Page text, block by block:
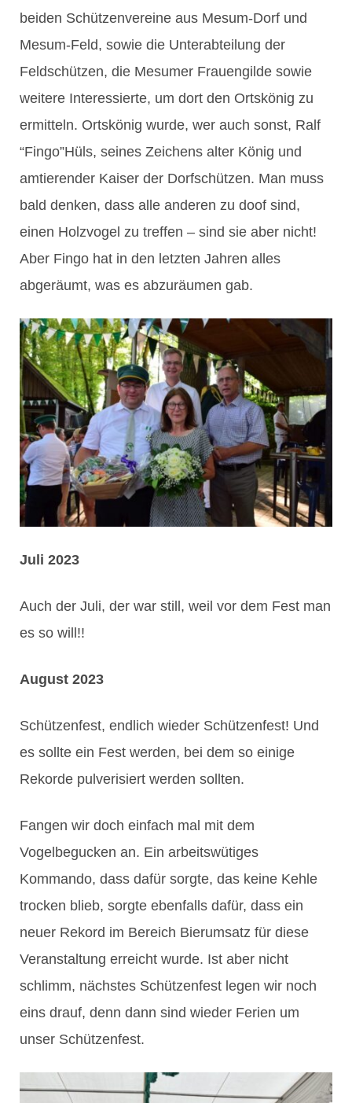
beiden Schützenvereine aus Mesum-Dorf und
Mesum-Feld, sowie die Unterabteilung der
Feldschützen, die Mesumer Frauengilde sowie
weitere Interessierte, um dort den Ortskönig zu
ermitteln. Ortskönig wurde, wer auch sonst, Ralf
“Fingo”Hüls, seines Zeichens alter König und
amtierender Kaiser der Dorfschützen. Man muss
bald denken, dass alle anderen zu doof sind,
einen Holzvogel zu treffen – sind sie aber nicht!
Aber Fingo hat in den letzten Jahren alles
abgeräumt, was es abzuräumen gab.
Juli 2023
Auch der Juli, der war still, weil vor dem Fest man
es so will!!
August 2023
Schützenfest, endlich wieder Schützenfest! Und
es sollte ein Fest werden, bei dem so einige
Rekorde pulverisiert werden sollten.
Fangen wir doch einfach mal mit dem
Vogelbegucken an. Ein arbeitswütiges
Kommando, dass dafür sorgte, das keine Kehle
trocken blieb, sorgte ebenfalls dafür, dass ein
neuer Rekord im Bereich Bierumsatz für diese
Veranstaltung erreicht wurde. Ist aber nicht
schlimm, nächstes Schützenfest legen wir noch
eins drauf, denn dann sind wieder Ferien um
unser Schützenfest.